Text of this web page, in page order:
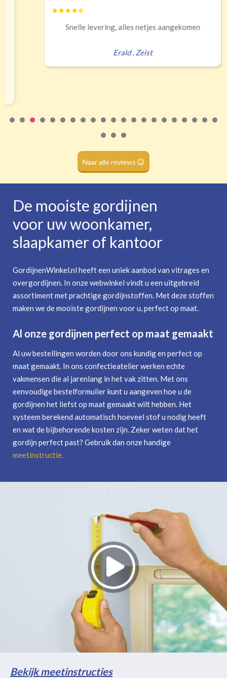
(tunnel)
(dubbele tunnel)
Volledige verduisterend
Snelle levering, alles netjes aangekomen
,Zeist
Naar alle reviews
De mooiste gordijnen
voor uw woonkamer,
slaapkamer of kantoor
GordijnenWinkel.nl heeft een uniek aanbod van vitrages en
overgordijnen. In onze webwinkel vindt u een uitgebreid
assortiment met prachtige gordijnstoffen. Met deze stoffen
maken we de mooiste gordijnen voor u, perfect op maat.
Al onze gordijnen perfect op maat gemaakt
Al uw bestellingen worden door ons kundig en perfect op
maat gemaakt. In ons confectieatelier werken echte
vakmensen die al jarenlang in het vak zitten. Met ons
eenvoudige bestelformulier kunt u aangeven hoe u de
gordijnen het liefst op maat gemaakt wilt hebben. Het
systeem berekend automatisch hoeveel stof u nodig heeft
en wat de bijbehorende kosten zijn. Zeker weten dat het
gordijn perfect past? Gebruik dan onze handige
meetinstructie.
Bekijk meetinstructies